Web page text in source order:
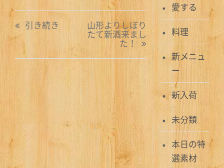
投
稿
ナ
引き続き 山形よりしぼり
たて新酒来まし
た！
愛する
料理
新メニュ
ー
新入荷
未分類
本日の特
選素材